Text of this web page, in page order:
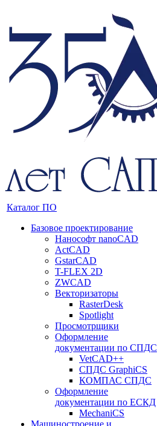
Каталог ПО
Базовое проектирование
Нанософт nanoCAD
ActCAD
GstarCAD
T-FLEX 2D
ZWCAD
Векторизаторы
RasterDesk
Spotlight
Просмотрщики
Оформление
документации по СПДС
VetCAD++
СПДС GraphiCS
КОМПАС СПДС
Оформление
документации по ЕСКД
MechaniCS
Машиностроение и